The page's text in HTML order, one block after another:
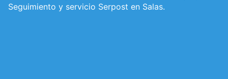
Seguimiento y servicio Serpost en Salas.